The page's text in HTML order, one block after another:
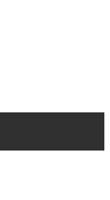
JL
V8